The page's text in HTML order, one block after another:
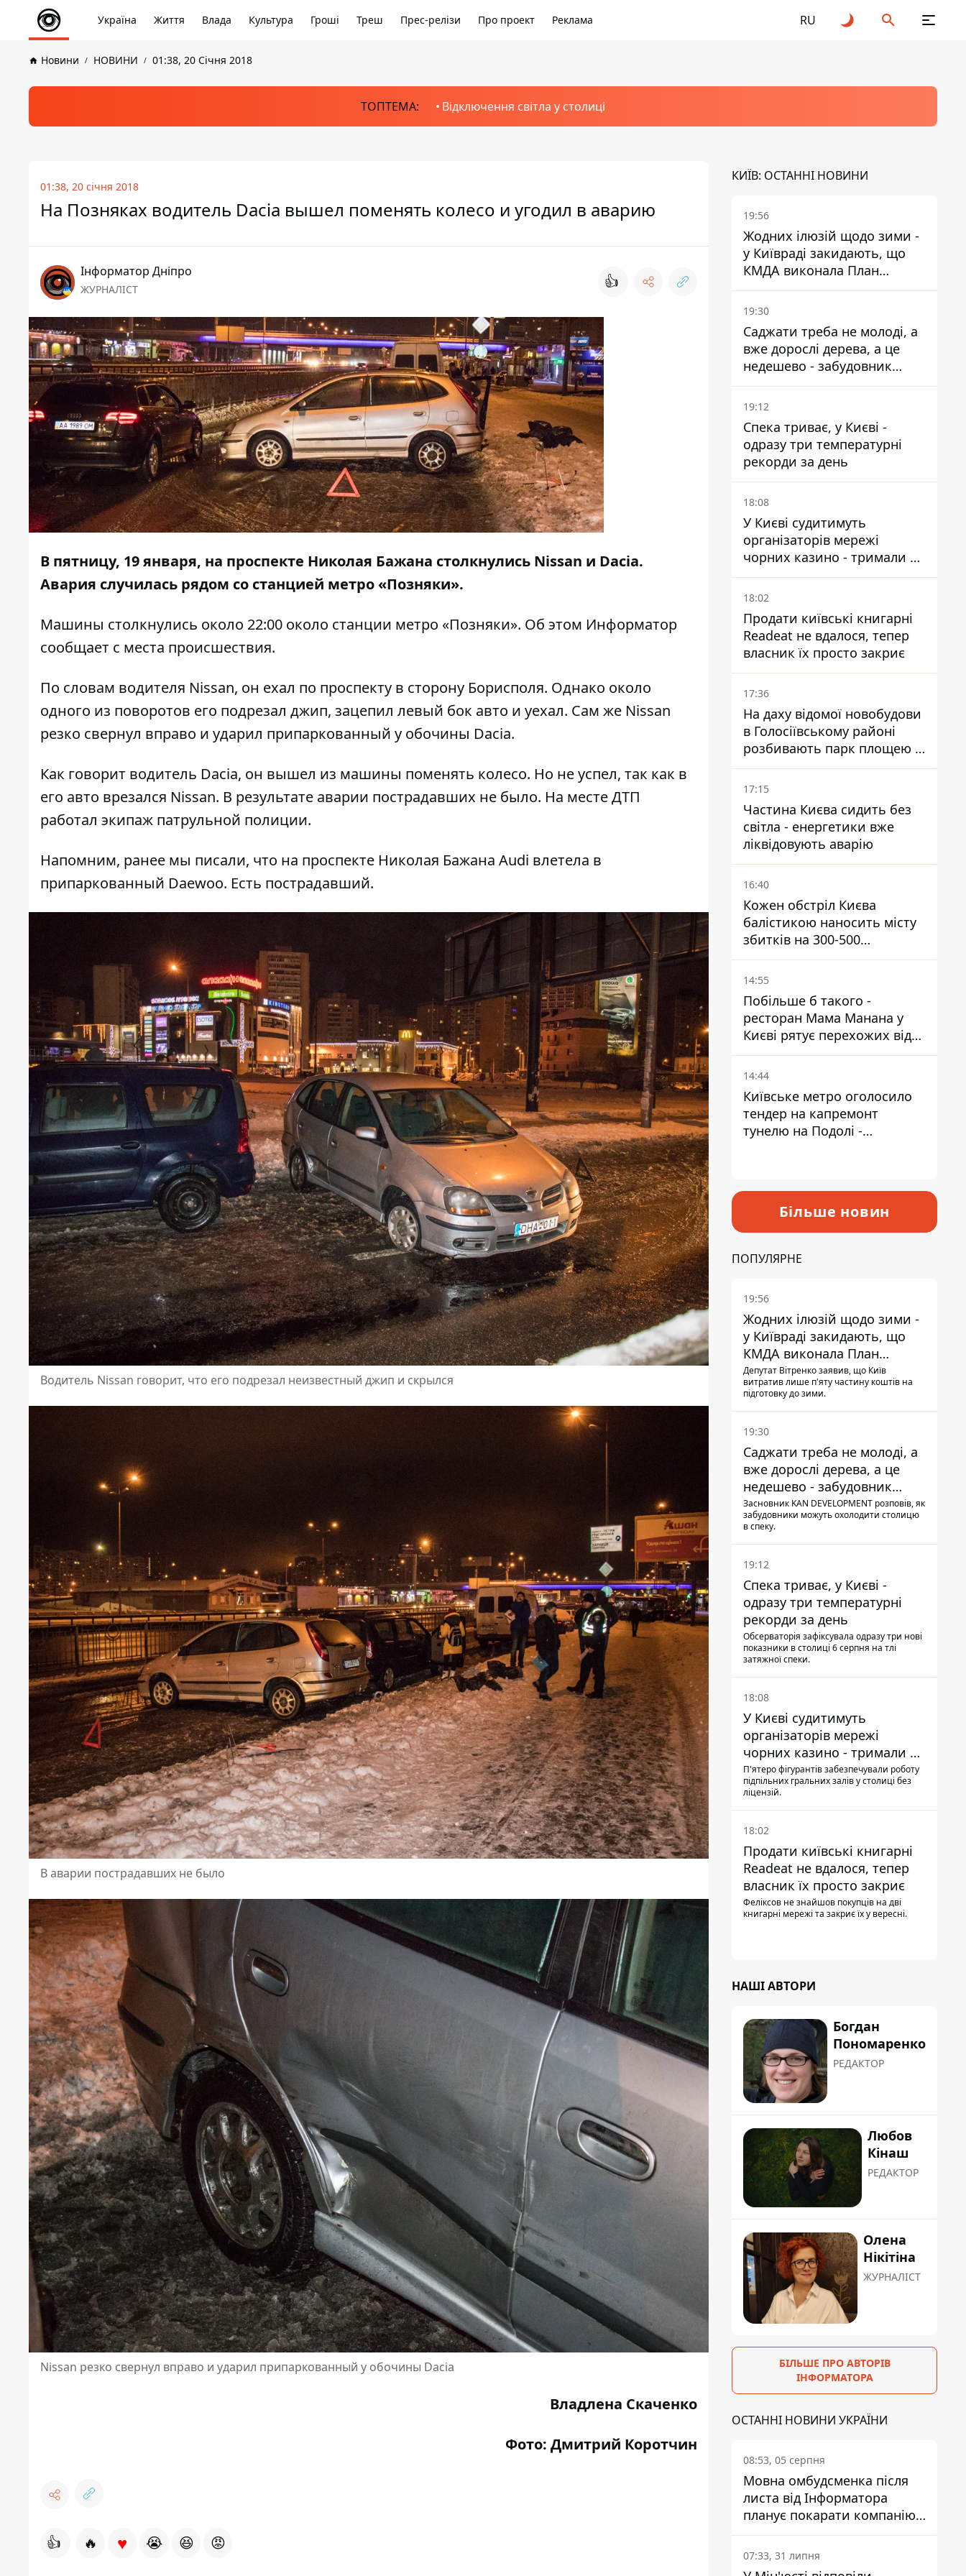
Україна Життя Влада Культура Гроші Треш Прес-релізи Про проект Реклама RU
Новини НОВИНИ 01:38, 20 Січня 2018
ТОПТЕМА: Відключення світла у столиці
01:38, 20 січня 2018
На Позняках водитель Dacia вышел поменять колесо и угодил в аварию
Інформатор Дніпро
ЖУРНАЛІСТ 👍
В пятницу, 19 января, на проспекте Николая Бажана столкнулись Nissan и Dacia.
Авария случилась рядом со станцией метро «Позняки».
Машины столкнулись около 22:00 около станции метро «Позняки». Об этом Информатор
сообщает с места происшествия.
По словам водителя Nissan, он ехал по проспекту в сторону Борисполя. Однако около
одного из поворотов его подрезал джип, зацепил левый бок авто и уехал. Сам же Nissan
резко свернул вправо и ударил припаркованный у обочины Dacia.
Как говорит водитель Dacia, он вышел из машины поменять колесо. Но не успел, так как в
его авто врезался Nissan. В результате аварии пострадавших не было. На месте ДТП
работал экипаж патрульной полиции.
Напомним, ранее мы писали, что на проспекте Николая Бажана Audi влетела в
припаркованный Daewoo. Есть пострадавший.
Водитель Nissan говорит, что его подрезал неизвестный джип и скрылся
В аварии пострадавших не было
Nissan резко свернул вправо и ударил припаркованный у обочины Dacia
Владлена Скаченко
Фото: Дмитрий Коротчин
👍 🔥 ♥ 😭 😆 😡
КИЇВ: ОСТАННІ НОВИНИ
19:56
Жодних ілюзій щодо зими -
у Київраді закидають, що
КМДА виконала План
стійкості на 20%
19:30
Саджати треба не молоді, а
вже дорослі дерева, а це
недешево - забудовник
Ніконов
19:12
Спека триває, у Києві -
одразу три температурні
рекорди за день
18:08
У Києві судитимуть
організаторів мережі
чорних казино - тримали 39
закладів
18:02
Продати київські книгарні
Readeat не вдалося, тепер
власник їх просто закриє
17:36
На даху відомої новобудови
в Голосіївському районі
розбивають парк площею в
гектар
17:15
Частина Києва сидить без
світла - енергетики вже
ліквідовують аварію
16:40
Кожен обстріл Києва
балістикою наносить місту
збитків на 300-500
мільйонів - Петро
Пантелеєв
14:55
Побільше б такого -
ресторан Мама Манана у
Києві рятує перехожих від
спеки
14:44
Київське метро оголосило
тендер на капремонт
тунелю на Подолі -
Більше новин
ПОПУЛЯРНЕ
19:56
Жодних ілюзій щодо зими -
у Київраді закидають, що
КМДА виконала План
стійкості на 20%
Депутат Вітренко заявив, що Київ
витратив лише п'яту частину коштів на
підготовку до зими.
19:30
Саджати треба не молоді, а
вже дорослі дерева, а це
недешево - забудовник
Ніконов
Засновник KAN DEVELOPMENT розповів, як
забудовники можуть охолодити столицю
в спеку.
19:12
Спека триває, у Києві -
одразу три температурні
рекорди за день
Обсерваторія зафіксувала одразу три нові
показники в столиці 6 серпня на тлі
затяжної спеки.
18:08
У Києві судитимуть
організаторів мережі
чорних казино - тримали 39
закладів
П'ятеро фігурантів забезпечували роботу
підпільних гральних залів у столиці без
ліцензій.
18:02
Продати київські книгарні
Readeat не вдалося, тепер
власник їх просто закриє
Феліксов не знайшов покупців на дві
книгарні мережі та закриє їх у вересні.
НАШІ АВТОРИ
Богдан
Пономаренко
РЕДАКТОР
Любов
Кінаш
РЕДАКТОР
Олена
Нікітіна
ЖУРНАЛІСТ
БІЛЬШЕ ПРО АВТОРІВ
ІНФОРМАТОРА
ОСТАННІ НОВИНИ УКРАЇНИ
08:53, 05 серпня
Мовна омбудсменка після
листа від Інформатора
планує покарати компанію-
підрядника ПриватБанку
07:33, 31 липня